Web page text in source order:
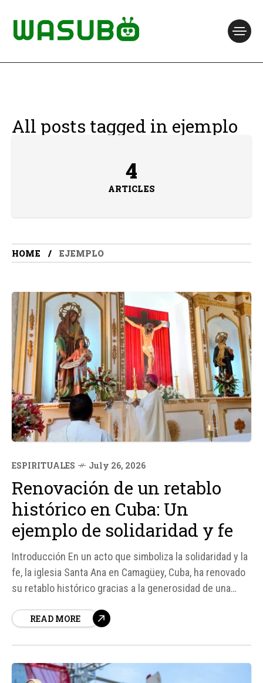
All posts tagged in ejemplo
4
ARTICLES
HOME EJEMPLO
ESPIRITUALES July 26, 2026
Renovación de un retablo
histórico en Cuba: Un
ejemplo de solidaridad y fe
Introducción En un acto que simboliza la solidaridad y la
fe, la iglesia Santa Ana en Camagüey, Cuba, ha renovado
su retablo histórico gracias a la generosidad de una
Este evento tuvo lugar el 25 de julio de 2026, en la
READ MORE